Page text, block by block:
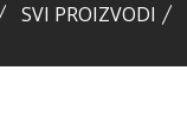
SVI PROIZVODI